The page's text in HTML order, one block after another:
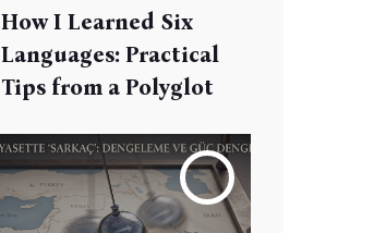
How I Learned Six
Languages: Practical
Tips from a Polyglot